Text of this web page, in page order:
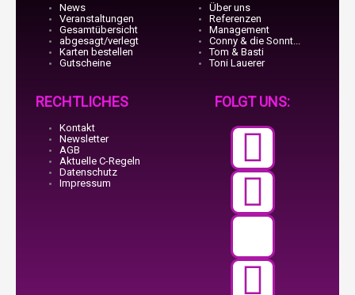
News
Veranstaltungen
Gesamtübersicht
abgesagt/verlegt
Karten bestellen
Gutscheine
Über uns
Referenzen
Management
Conny & die Sonnt...
Tom & Basti
Toni Lauerer
RECHTLICHES
Kontakt
Newsletter
AGB
Aktuelle C-Regeln
Datenschutz
Impressum
FOLGT UNS:
f
X-